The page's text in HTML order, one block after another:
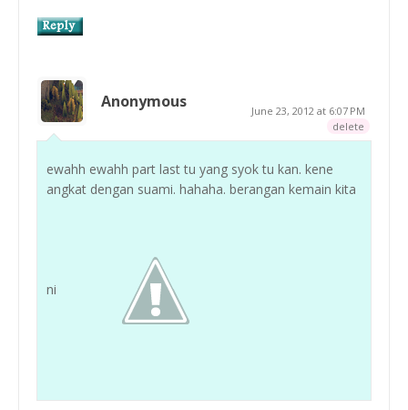
Anonymous
June 23, 2012 at 6:07 PM
delete
ewahh ewahh part last tu yang syok tu kan. kene
angkat dengan suami. hahaha. berangan kemain kita
ni